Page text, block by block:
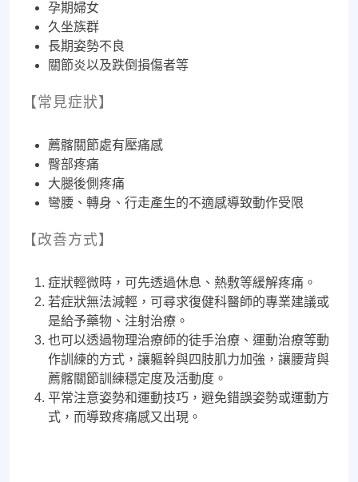
孕期婦女
久坐族群
長期姿勢不良
關節炎以及跌倒損傷者等
【常見症狀】
薦髂關節處有壓痛感
臀部疼痛
大腿後側疼痛
彎腰、轉身、行走產生的不適感導致動作受限
【改善方式】
症狀輕微時，可先透過休息、熱敷等緩解疼痛。
若症狀無法減輕，可尋求復健科醫師的專業建議或
是給予藥物、注射治療。
也可以透過物理治療師的徒手治療、運動治療等動
作訓練的方式，讓軀幹與四肢肌力加強，讓腰背與
薦髂關節訓練穩定度及活動度。
平常注意姿勢和運動技巧，避免錯誤姿勢或運動方
式，而導致疼痛感又出現。